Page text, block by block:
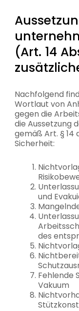
(Art. 14
Nachfolgend
Wortlaut von
gegen die
die Aussetzung
gemäß Art. § 14
Sicherheit:
und
des
Fehlende
Vakuum